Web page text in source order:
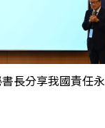
長分享我國責任永